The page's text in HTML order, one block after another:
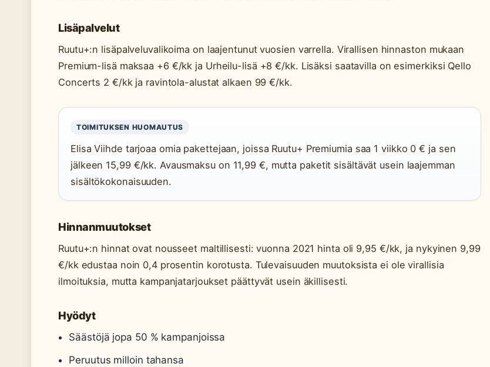
Lisäpalvelut
Ruutu+:n lisäpalveluvalikoima on laajentunut vuosien varrella. Virallisen hinnaston mukaan
Premium-lisä maksaa +6 €/kk ja Urheilu-lisä +8 €/kk. Lisäksi saatavilla on esimerkiksi Qello
Concerts 2 €/kk ja ravintola-alustat alkaen 99 €/kk.
TOIMITUKSEN HUOMAUTUS
Elisa Viihde tarjoaa omia pakettejaan, joissa Ruutu+ Premiumia saa 1 viikko 0 € ja sen
jälkeen 15,99 €/kk. Avausmaksu on 11,99 €, mutta paketit sisältävät usein laajemman
sisältökokonaisuuden.
Hinnanmuutokset
Ruutu+:n hinnat ovat nousseet maltillisesti: vuonna 2021 hinta oli 9,95 €/kk, ja nykyinen 9,99
€/kk edustaa noin 0,4 prosentin korotusta. Tulevaisuuden muutoksista ei ole virallisia
ilmoituksia, mutta kampanjatarjoukset päättyvät usein äkillisesti.
Hyödyt
Säästöjä jopa 50 % kampanjoissa
Peruutus milloin tahansa